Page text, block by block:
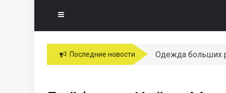
Последние новости Одежда больших